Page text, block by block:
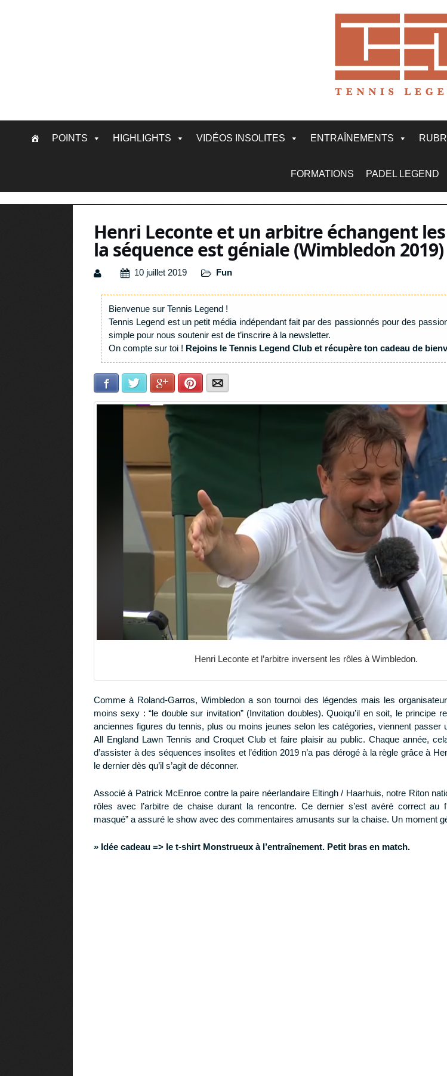
POINTS HIGHLIGHTS VIDÉOS INSOLITES ENTRAÎNEMENTS
FORMATIONS PADEL LEGEND
Henri Leconte et un arbitre échangent
la séquence est géniale (Wimbledon 2019)
10 juillet 2019 Fun
Bienvenue sur Tennis Legend !
Tennis Legend est un petit média indépendant fait par des passionnés pour des
simple pour nous soutenir est de t’inscrire à la newsletter.
On compte sur toi ! Rejoins le Tennis Legend Club et récupère ton cadeau de
Facebook Twitter Google+Pinterest
Henri Leconte et l’arbitre inversent les rôles à Wimbledon.
Comme à Roland-Garros, Wimbledon a son tournoi des légendes mais les
moins sexy : “le double sur invitation” (Invitation doubles). Quoiqu’il en soit, le principe
anciennes figures du tennis, plus ou moins jeunes selon les catégories, viennent passer
All England Lawn Tennis and Croquet Club et faire plaisir au public. Chaque année,
d’assister à des séquences insolites et l’édition 2019 n’a pas dérogé à la règle grâce à
le dernier dès qu’il s’agit de déconner.
Associé à Patrick McEnroe contre la paire néerlandaire Eltingh / Haarhuis, notre Riton
rôles avec l’arbitre de chaise durant la rencontre. Ce dernier s’est avéré correct au
masqué” a assuré le show avec des commentaires amusants sur la chaise. Un moment
» Idée cadeau => le t-shirt Monstrueux à l’entraînement. Petit bras en match.